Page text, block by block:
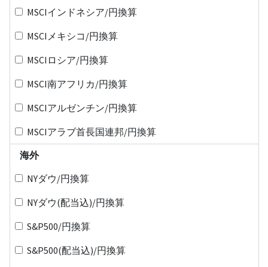
MSCIインドネシア/円換算
MSCIメキシコ/円換算
MSCIロシア/円換算
MSCI南アフリカ/円換算
MSCIアルゼンチン/円換算
MSCIアラブ首長国連邦/円換算
海外
NYダウ/円換算
NYダウ(配当込)/円換算
S&P500/円換算
S&P500(配当込)/円換算